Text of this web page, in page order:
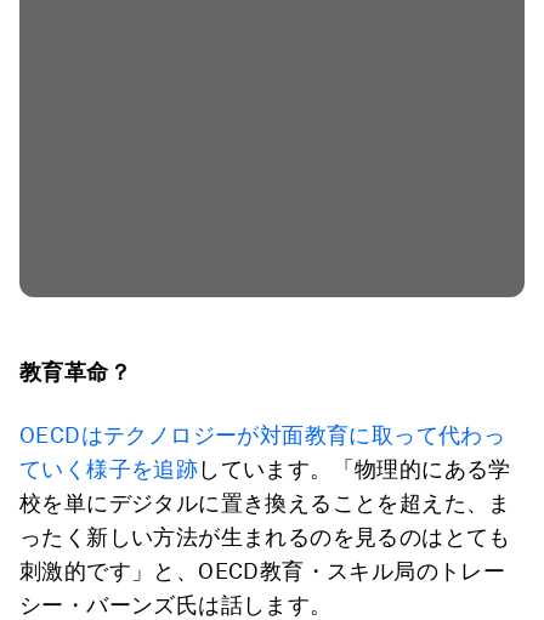
教育革命？
OECDはテクノロジーが対面教育に取って代わっ
ていく様子を追跡しています。「物理的にある学
校を単にデジタルに置き換えることを超えた、ま
ったく新しい方法が生まれるのを見るのはとても
刺激的です」と、OECD教育・スキル局のトレー
シー・バーンズ氏は話します。